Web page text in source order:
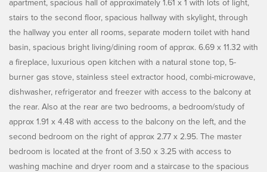
apartment, spacious hall of approximately 1.61 x 1 with lots of light,
stairs to the second floor, spacious hallway with skylight, through
the hallway you enter all rooms, separate modern toilet with hand
basin, spacious bright living/dining room of approx. 6.69 x 11.32 with
a fireplace, luxurious open kitchen with a natural stone top, 5-
burner gas stove, stainless steel extractor hood, combi-microwave,
dishwasher, refrigerator and freezer with access to the balcony at
the rear. Also at the rear are two bedrooms, a bedroom/study of
approx 1.91 x 4.48 with access to the balcony on the left, and the
second bedroom on the right of approx 2.77 x 2.95. The master
bedroom is located at the front of 3.50 x 3.25 with access to
washing machine and dryer room and a staircase to the spacious